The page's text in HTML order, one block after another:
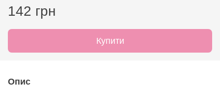
142 грн
Купити
Опис